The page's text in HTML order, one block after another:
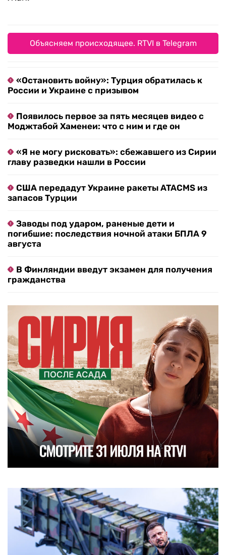
Объясняем происходящее. RTVI в Telegram
«Остановить войну»: Турция обратилась к
России и Украине с призывом
Появилось первое за пять месяцев видео с
Моджтабой Хаменеи: что с ним и где он
«Я не могу рисковать»: сбежавшего из Сирии
главу разведки нашли в России
США передадут Украине ракеты ATACMS из
запасов Турции
Заводы под ударом, раненые дети и
погибшие: последствия ночной атаки БПЛА 9
августа
В Финляндии введут экзамен для получения
гражданства